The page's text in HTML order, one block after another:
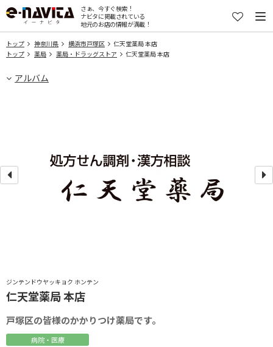
さぁ、今すぐ検索！
ナビタに掲載されている
地元のお店の情報が満載！
トップ 神奈川県 横浜市戸塚区
仁天堂薬局 本店
トップ
薬局 薬局・ドラッグストア 仁天堂薬局 本店
アルバム
ジンテンドウヤッキョク ホンテン
仁天堂薬局 本店
戸塚区の皆様のかかりつけ薬局です。
病院・医療